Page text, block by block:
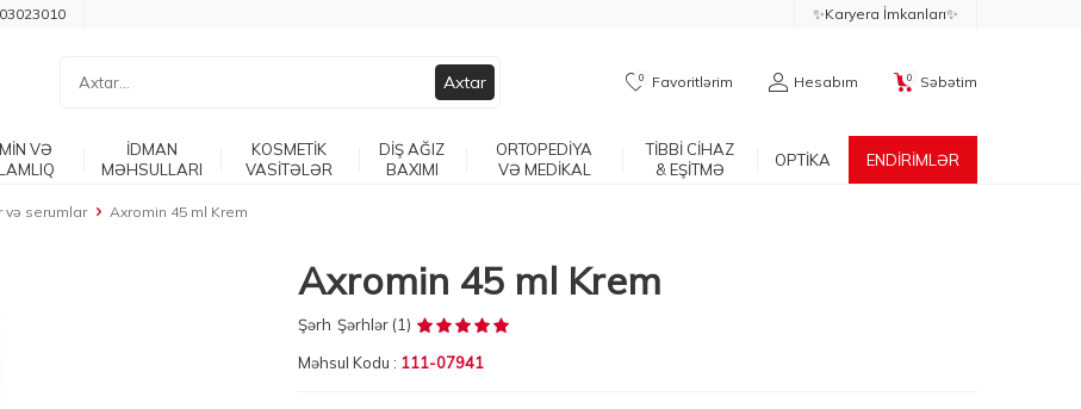
✨Karyera İmkanları✨
Axtar 0 Favoritlərim Hesabım 0 Səbətim
VƏ
İDMAN
MƏHSULLARI
KOSMETİK
VASİTƏLƏR
DİŞ AĞIZ
BAXIMI
ORTOPEDİYA
VƏ MEDİKAL
TİBBİ CİHAZ
& EŞİTMƏ
OPTİKA ENDİRİMLƏR
və serumlar Axromin 45 ml Krem
Axromin 45 ml Krem
Şərh Şərhlər (1)
Məhsul Kodu : 111-07941